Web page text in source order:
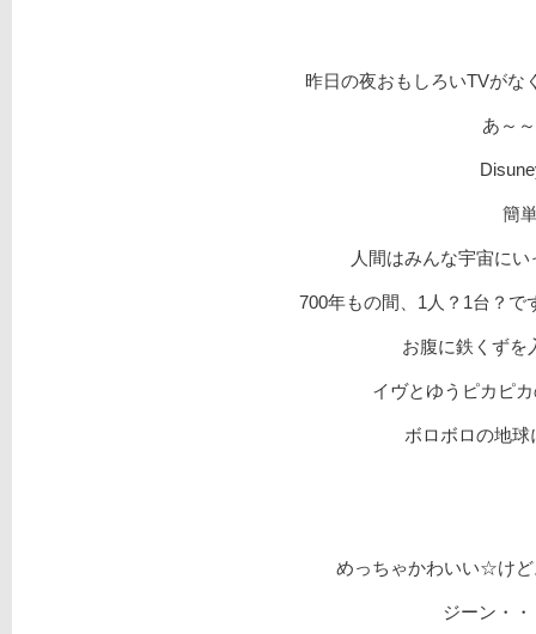
昨日の夜おもしろいTVが
あ～
簡
人間はみんな宇宙に
700年もの間、1人？1台？
お腹に鉄くずを
イヴとゆうピカピ
ボロボロの地
めっちゃかわいい☆けど
ジーン・